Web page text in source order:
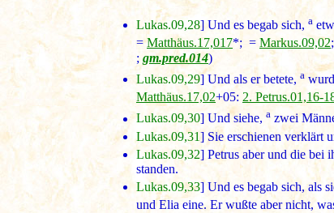
Lukas.09,28] Und es begab sich, a
=Matthäus.17,017*; = Markus.09,02;
; gm.pred.014)
Lukas.09,29] Und als er betete, a
Matthäus.17,02+05: 2. Petrus.01,16-
Lukas.09,30] Und siehe, a zwei
Lukas.09,31] Sie erschienen verklärt
Lukas.09,32] Petrus aber und die bei
standen.
Lukas.09,33] Und es begab sich, als
und Elia eine. Er wußte aber nicht,